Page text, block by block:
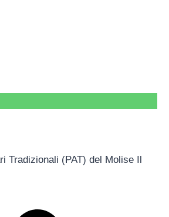
Tradizionali (PAT) del Molise Il